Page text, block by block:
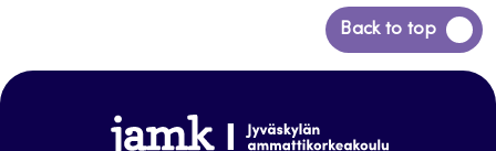
Back to top
Siirry
takaisin
www.jamk.fi